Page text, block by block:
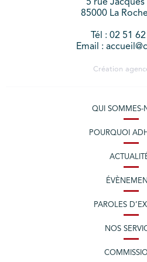
5 rue
85000 La
Tél : 02 51
Email :
Création
QUI SOMMES-
POURQUOI
PAROLES
NOS